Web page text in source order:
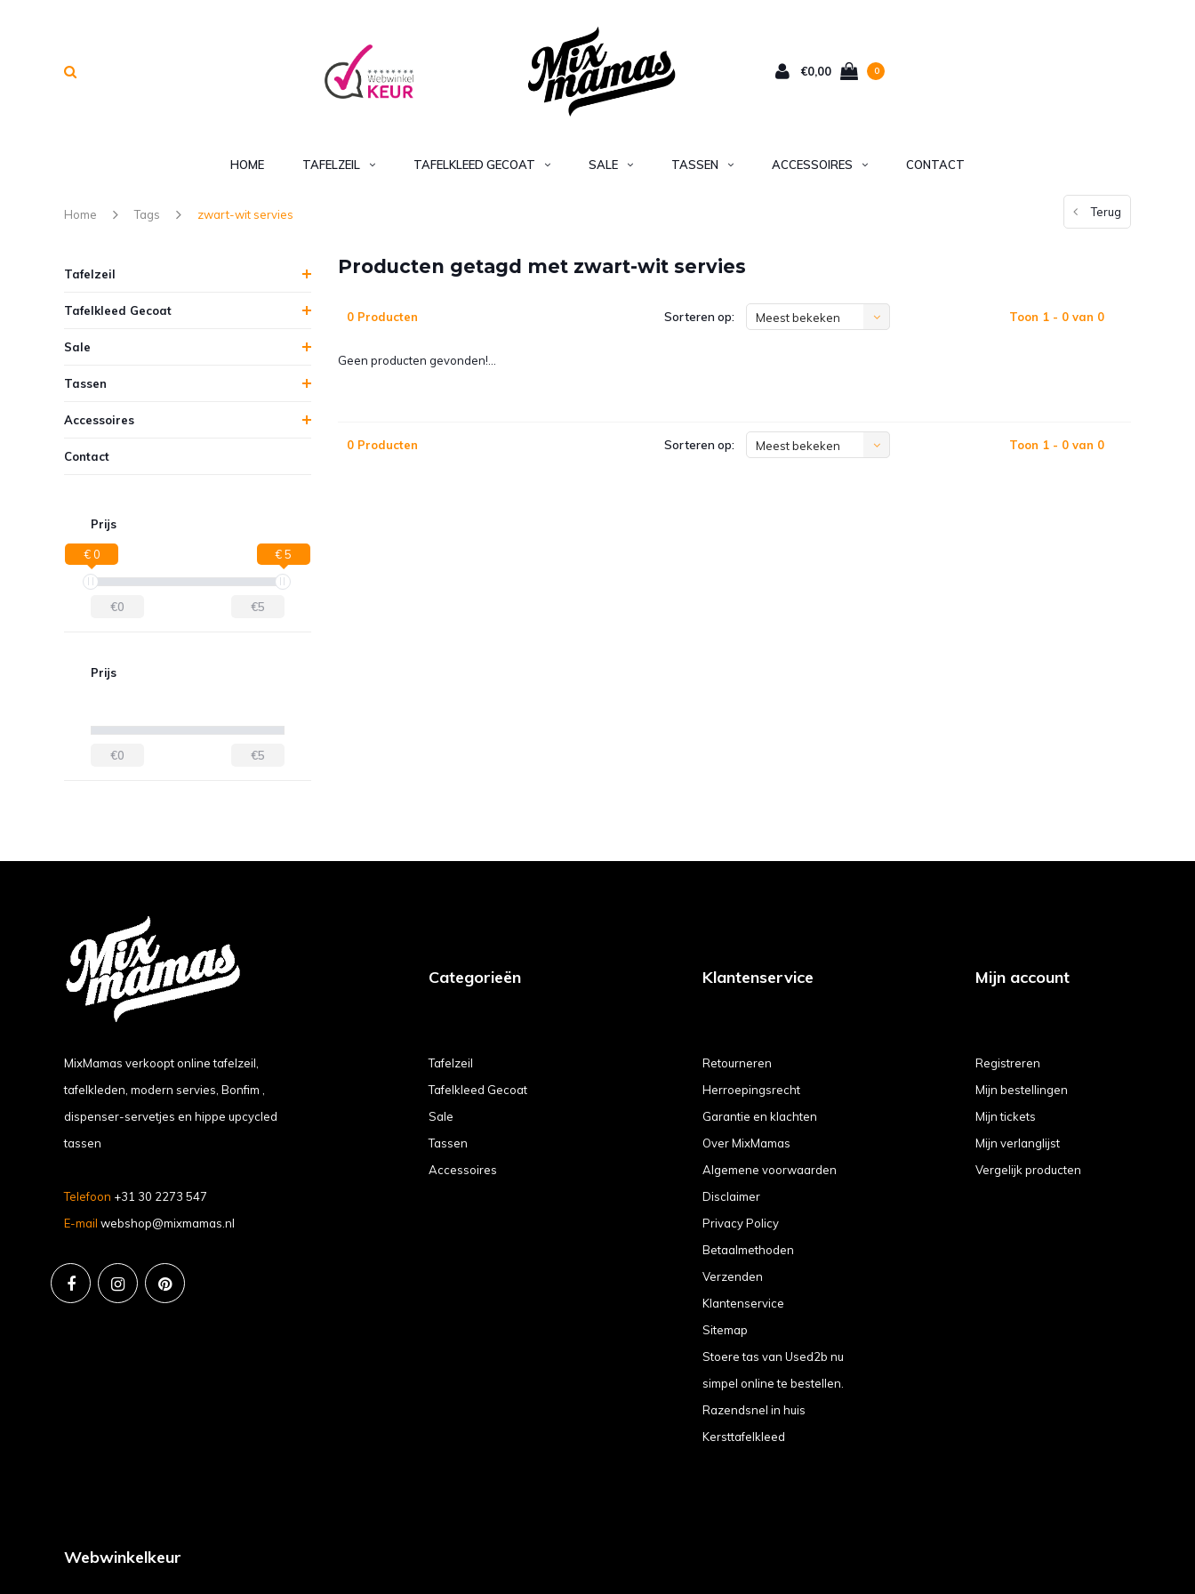
€0,00 0
HOME TAFELZEIL TAFELKLEED GECOAT SALE TASSEN ACCESSOIRES CONTACT
Home Tags zwart-wit servies Terug
Tafelzeil
Tafelkleed Gecoat
Sale
Tassen
Accessoires
Contact
Prijs
€ 0 € 5
€0 €5
Prijs
€0 €5
Producten getagd met zwart-wit servies
0 Producten Sorteren op: Meest bekeken Toon 1 - 0 van 0
Geen producten gevonden!...
0 Producten Sorteren op: Meest bekeken Toon 1 - 0 van 0
MixMamas verkoopt online tafelzeil,
tafelkleden, modern servies, Bonfim ,
dispenser-servetjes en hippe upcycled
tassen
Telefoon +31 30 2273 547
E-mail webshop@mixmamas.nl
Categorieën
Tafelzeil
Tafelkleed Gecoat
Sale
Tassen
Accessoires
Klantenservice
Retourneren
Herroepingsrecht
Garantie en klachten
Over MixMamas
Algemene voorwaarden
Disclaimer
Privacy Policy
Betaalmethoden
Verzenden
Klantenservice
Sitemap
Stoere tas van Used2b nu
simpel online te bestellen.
Razendsnel in huis
Kersttafelkleed
Mijn account
Registreren
Mijn bestellingen
Mijn tickets
Mijn verlanglijst
Vergelijk producten
Webwinkelkeur